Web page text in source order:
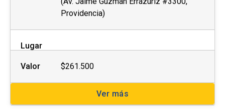
Providencia)
Lugar
Valor $261.500
Ver más